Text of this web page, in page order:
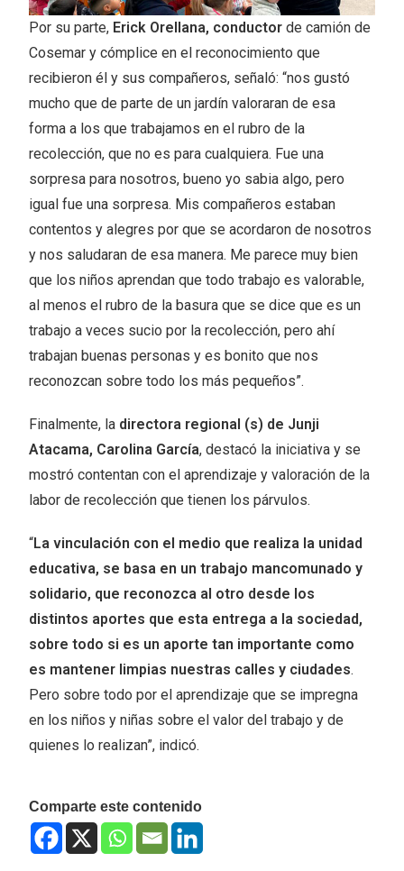
Por su parte, Erick Orellana, conductor de camión de
Cosemar y cómplice en el reconocimiento que
recibieron él y sus compañeros, señaló: “nos gustó
mucho que de parte de un jardín valoraran de esa
forma a los que trabajamos en el rubro de la
recolección, que no es para cualquiera. Fue una
sorpresa para nosotros, bueno yo sabia algo, pero
igual fue una sorpresa. Mis compañeros estaban
contentos y alegres por que se acordaron de nosotros
y nos saludaran de esa manera. Me parece muy bien
que los niños aprendan que todo trabajo es valorable,
al menos el rubro de la basura que se dice que es un
trabajo a veces sucio por la recolección, pero ahí
trabajan buenas personas y es bonito que nos
reconozcan sobre todo los más pequeños”.
Finalmente, la directora regional (s) de Junji
Atacama, Carolina García, destacó la iniciativa y se
mostró contentan con el aprendizaje y valoración de la
labor de recolección que tienen los párvulos.
“La vinculación con el medio que realiza la unidad
educativa, se basa en un trabajo mancomunado y
solidario, que reconozca al otro desde los
distintos aportes que esta entrega a la sociedad,
sobre todo si es un aporte tan importante como
es mantener limpias nuestras calles y ciudades.
Pero sobre todo por el aprendizaje que se impregna
en los niños y niñas sobre el valor del trabajo y de
quienes lo realizan”, indicó.
Comparte este contenido